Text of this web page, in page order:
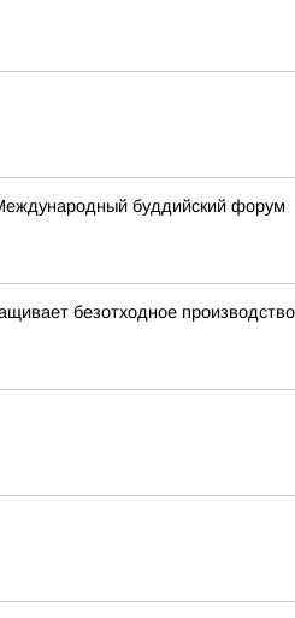
буддийский форум
безотходное